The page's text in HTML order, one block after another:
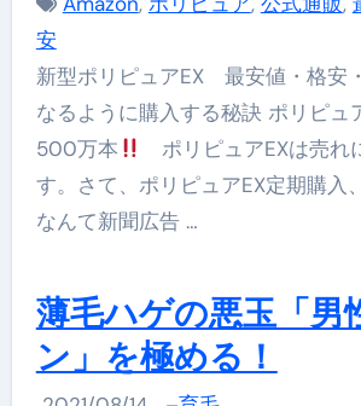
安
新型ポリピュアEX 最安値・格安
なるように購入する秘訣 ポリピュ
500万本
ポリピュアEXは売れ
す。さて、ポリピュアEX定期購入
なんて新聞広告 …
薄毛ハゲの悪玉「男
ン」を極める！